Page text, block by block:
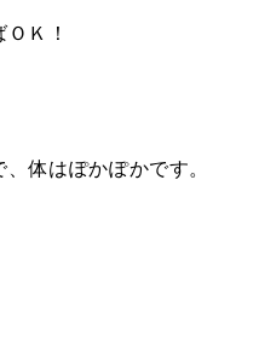
Ｋ！
体はぽかぽかです。